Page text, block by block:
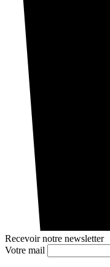
Recevoir notre newsletter
Votre mail